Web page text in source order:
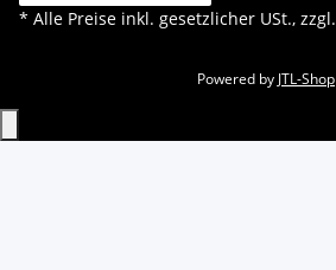
* Alle Preise inkl. gesetzlicher USt., zzgl.
Powered by JTL-Shop